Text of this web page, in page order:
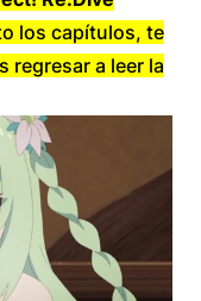
los capítulos, te
regresar a leer la